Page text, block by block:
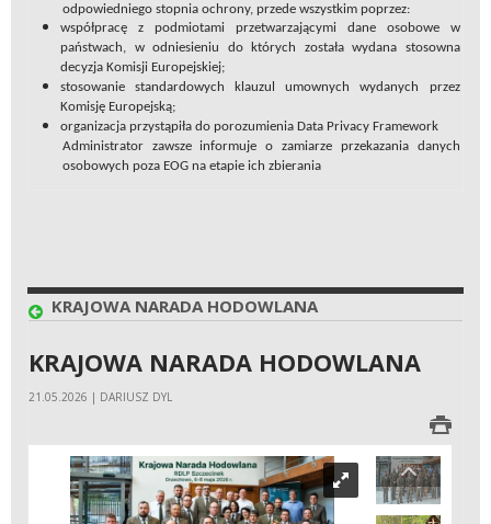
odpowiedniego stopnia ochrony, przede wszystkim poprzez:
współpracę z podmiotami przetwarzającymi dane osobowe w
państwach, w odniesieniu do których została wydana stosowna
decyzja Komisji Europejskiej;
stosowanie standardowych klauzul umownych wydanych przez
Komisję Europejską;
organizacja przystąpiła do porozumienia Data Privacy Framework
Administrator zawsze informuje o zamiarze przekazania danych
osobowych poza EOG na etapie ich zbierania
KRAJOWA NARADA HODOWLANA
KRAJOWA NARADA HODOWLANA
21.05.2026 | DARIUSZ DYL